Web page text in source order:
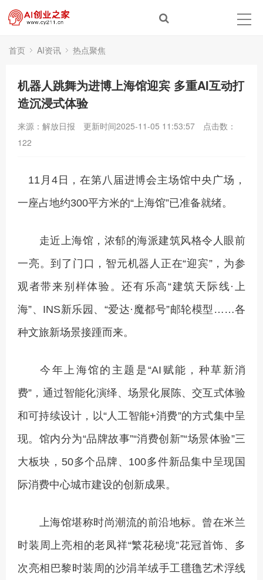
首页 AI资讯 热点聚焦
机器人跳舞为进博上海馆迎宾 多重AI互动打
造沉浸式体验
来源：解放日报 更新时间2025-11-05 11:53:57
点击数：
122
11月4日，在第八届进博会主场馆中央广场，
一座占地约300平方米的“上海馆”已准备就绪。
走近上海馆，浓郁的海派建筑风格令人眼前
一亮。到了门口，智元机器人正在“迎宾”，为参
观者带来别样体验。还有乐高“建筑天际线·上
海”、INS新乐园、“爱达·魔都号”邮轮模型……各
种文旅新场景接踵而来。
今年上海馆的主题是“AI赋能，种草新消
费”，通过智能化演绎、场景化展陈、交互式体验
和可持续设计，以“人工智能+消费”的方式集中呈
现。馆内分为“品牌故事”“消费创新”“场景体验”三
大板块，50多个品牌、100多件新品集中呈现国
际消费中心城市建设的创新成果。
上海馆堪称时尚潮流的前沿地标。曾在米兰
时装周上亮相的老凤祥“繁花秘境”花冠首饰、多
次亮相巴黎时装周的沙涓羊绒手工氆氇艺术浮线